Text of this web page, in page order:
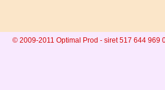
© 2009-2011 Optimal Prod - siret 517 644 969